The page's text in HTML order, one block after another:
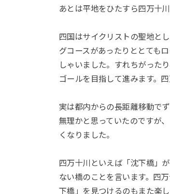
あとは平地をひたすら四万十
四国はサイクリストの聖地と
グコースがあったりととても
しゃいました。すれちがった
ゴールを目指して進みます。
実は都内からの長距離移動で
無理かと思っていたのですが
くなりました。
四万十川といえば「沈下橋」
ない橋のことを言います。四
下橋」を見つけるのもまた楽